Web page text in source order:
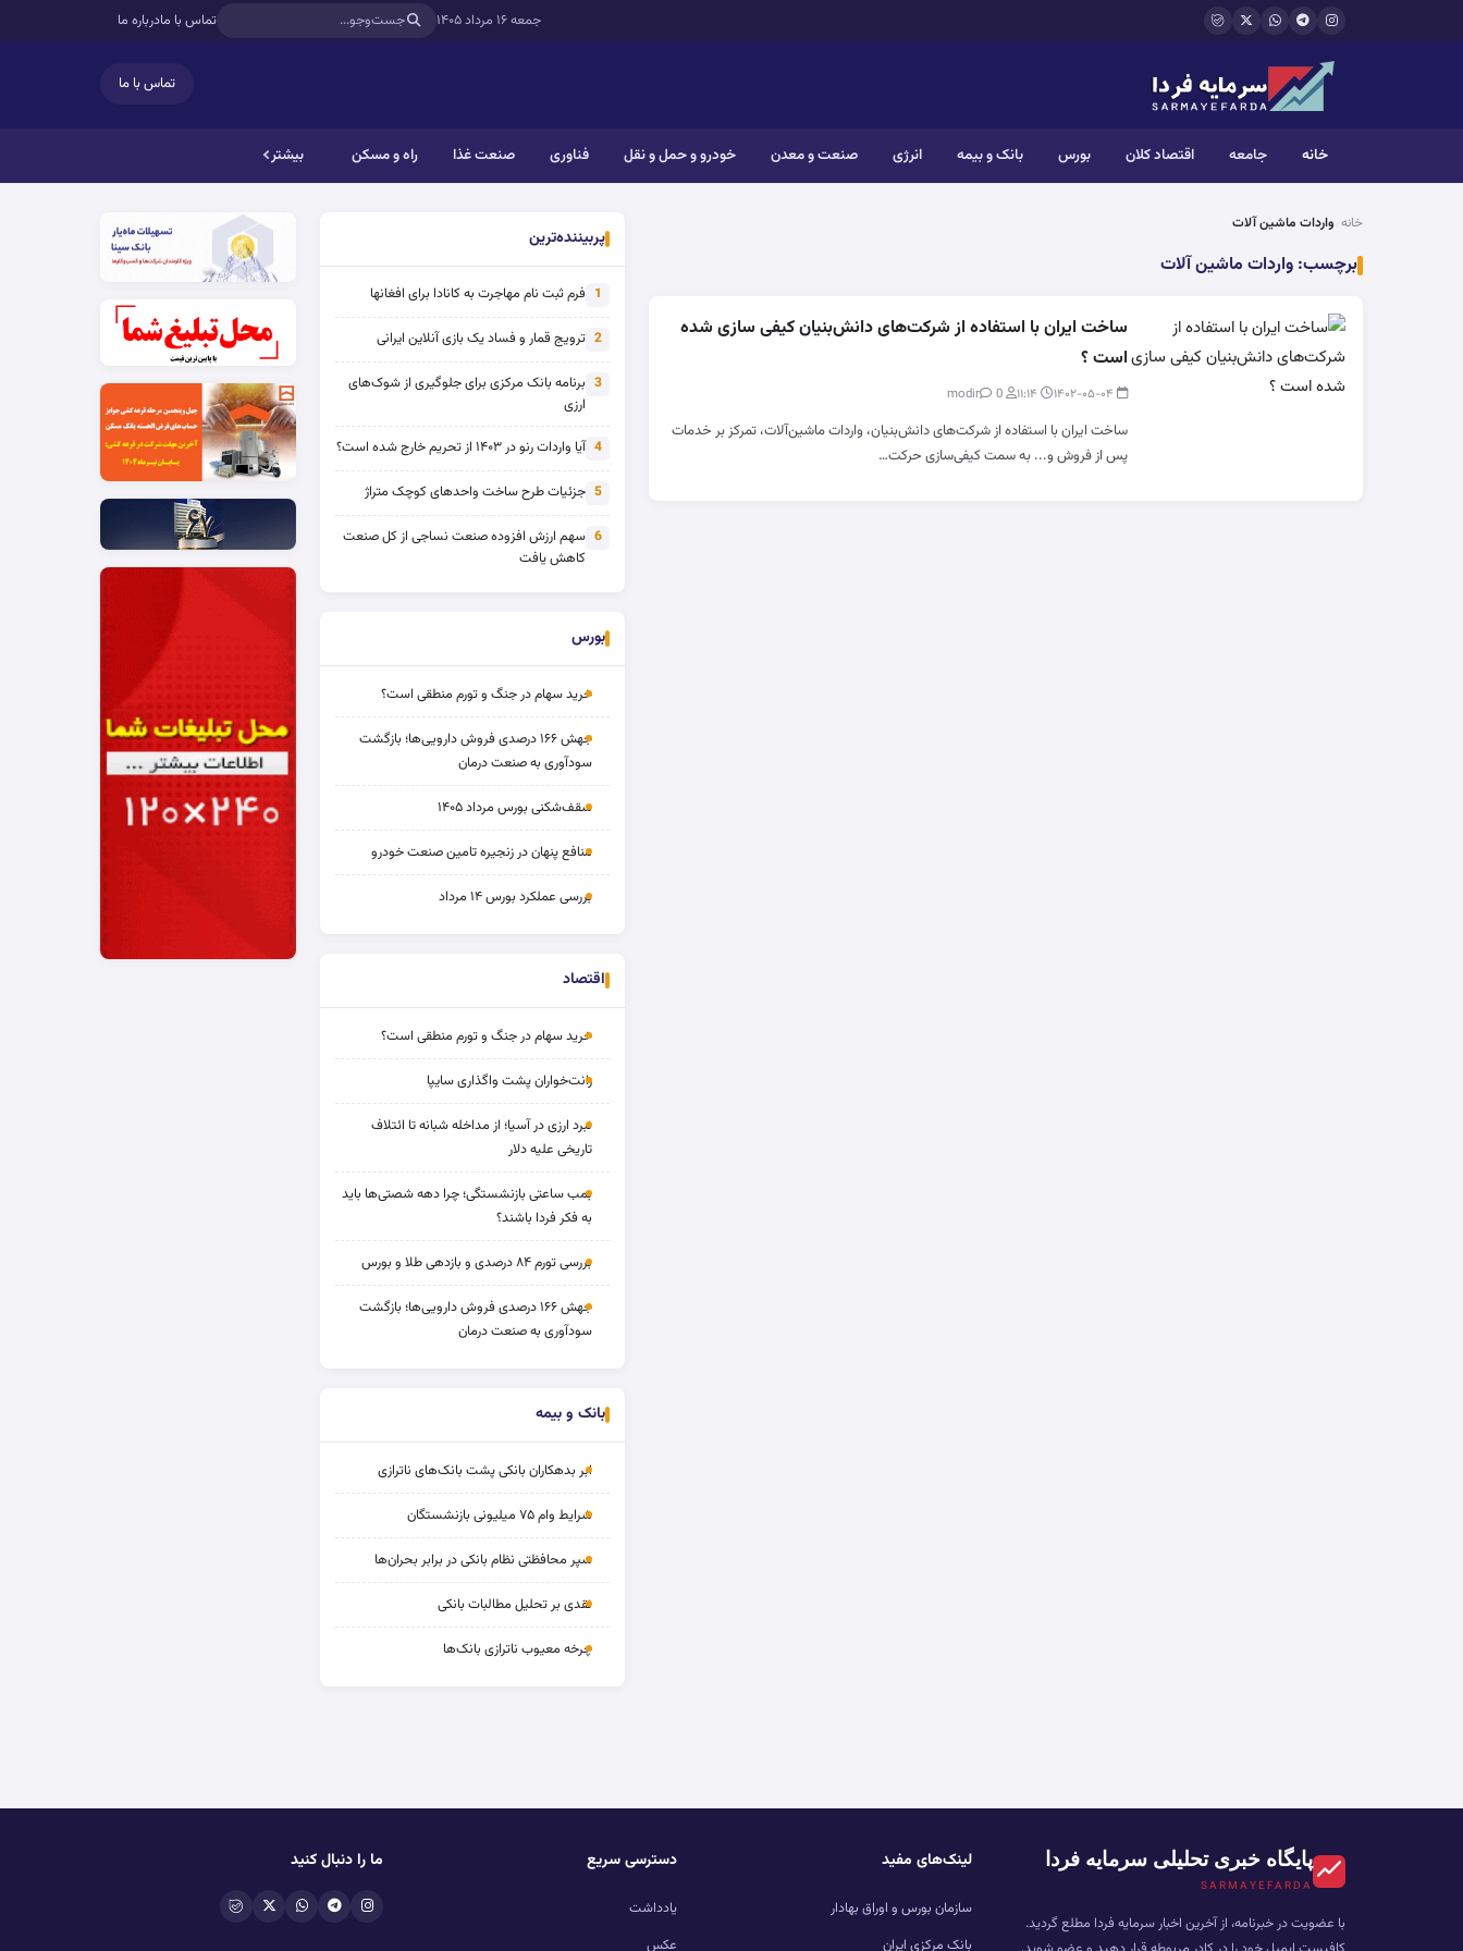
رفتن به محتوای اصلی جمعه ۱۶ مرداد ۱۴۰۵ تماس با مادرباره ما
تماس با ما
خانه جامعه اقتصاد کلان بورس بانک و بیمه انرژی صنعت و معدن خودرو و حمل و نقل فناوری صنعت غذا راه و مسکن بیشتر
خانه واردات ماشین آلات
برچسب: واردات ماشین آلات
ساخت ایران با استفاده از شرکت‌های دانش‌بنیان کیفی سازی شده
است ؟
0
ساخت ایران با استفاده از شرکت‌های دانش‌بنیان، واردات ماشین‌آلات، تمرکز بر خدمات
پس از فروش و... به سمت کیفی‌سازی حرکت…
پربیننده‌ترین
1 فرم ثبت نام مهاجرت به کانادا برای افغانها
2 ترویج قمار و فساد یک بازی آنلاین ایرانی
3 برنامه بانک مرکزی برای جلوگیری از شوک‌های
ارزی
4 آیا واردات رنو در ۱۴۰۳ از تحریم خارج شده است؟
5 جزئیات طرح ساخت واحدهای کوچک متراژ
6 سهم ارزش افزوده صنعت نساجی از کل صنعت
کاهش یافت
بورس
خرید سهام در جنگ و تورم منطقی است؟
جهش ۱۶۶ درصدی فروش دارویی‌ها؛ بازگشت
سودآوری به صنعت درمان
سقف‌شکنی بورس مرداد ۱۴۰۵
منافع پنهان در زنجیره تامین صنعت خودرو
بررسی عملکرد بورس ۱۴ مرداد
اقتصاد
خرید سهام در جنگ و تورم منطقی است؟
رانت‌خواران پشت واگذاری سایپا
نبرد ارزی در آسیا؛ از مداخله‌ شبانه تا ائتلاف
تاریخی علیه دلار
بمب ساعتی بازنشستگی؛ چرا دهه شصتی‌ها باید
به فکر فردا باشند؟
بررسی تورم ۸۴ درصدی و بازدهی طلا و بورس
جهش ۱۶۶ درصدی فروش دارویی‌ها؛ بازگشت
سودآوری به صنعت درمان
بانک و بیمه
ابر بدهکاران بانکی پشت بانک‌های ناترازی
شرایط وام ۷۵ میلیونی بازنشستگان
سپر محافظتی نظام بانکی در برابر بحران‌ها
نقدی بر تحلیل مطالبات بانکی
چرخه‌ معیوب ناترازی بانک‌ها
پایگاه خبری تحلیلی سرمایه فردا
SARMAYEFARDA
با عضویت در خبرنامه، از آخرین اخبار سرمایه فردا مطلع گردید.
لینک‌های مفید
سازمان بورس و اوراق بهادار
بانک مرکزی ایران
دسترسی سریع
یادداشت
عکس
ما را دنبال کنید